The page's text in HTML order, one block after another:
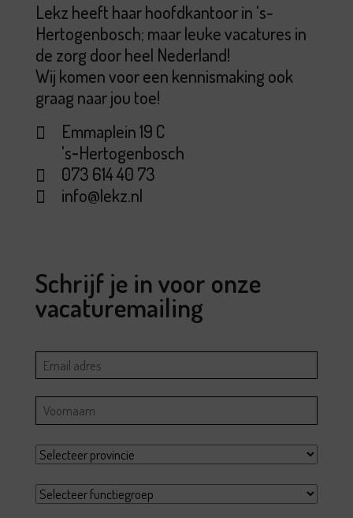
Lekz heeft haar hoofdkantoor in 's-
Hertogenbosch; maar leuke vacatures in
de zorg door heel Nederland!
Wij komen voor een kennismaking ook
graag naar jou toe!
Emmaplein 19 C
's‑Hertogenbosch
073 614 40 73
info@lekz.nl
Schrijf je in voor onze
vacaturemailing